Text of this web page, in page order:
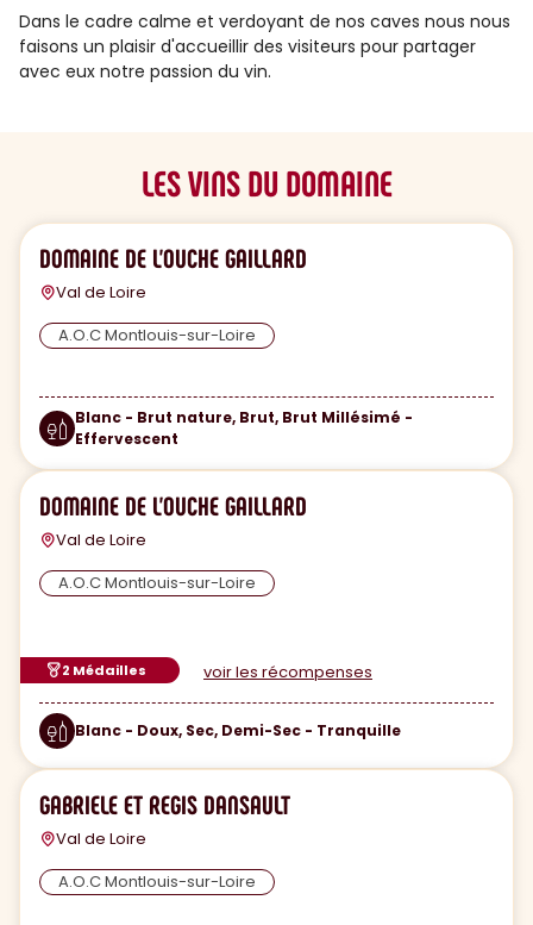
Dans le cadre calme et verdoyant de nos caves nous nous
faisons un plaisir d'accueillir des visiteurs pour partager
avec eux notre passion du vin.
LES VINS DU DOMAINE
DOMAINE DE L'OUCHE GAILLARD
Val de Loire
A.O.C Montlouis-sur-Loire
Blanc - Brut nature, Brut, Brut Millésimé -
Effervescent
DOMAINE DE L'OUCHE GAILLARD
Val de Loire
A.O.C Montlouis-sur-Loire
2 Médailles voir les récompenses
Blanc - Doux, Sec, Demi-Sec - Tranquille
GABRIELE ET REGIS DANSAULT
Val de Loire
A.O.C Montlouis-sur-Loire